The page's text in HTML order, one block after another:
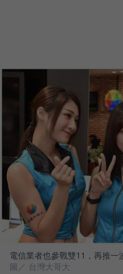
電信業者也參戰雙11，再推一
圖／ 台灣大哥大